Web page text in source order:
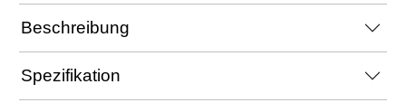
Beschreibung
Spezifikation